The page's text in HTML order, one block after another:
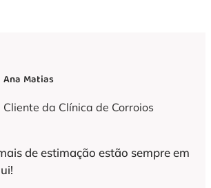
Ana Matias
Cliente da Clínica de Corroios
de estimação estão sempre em